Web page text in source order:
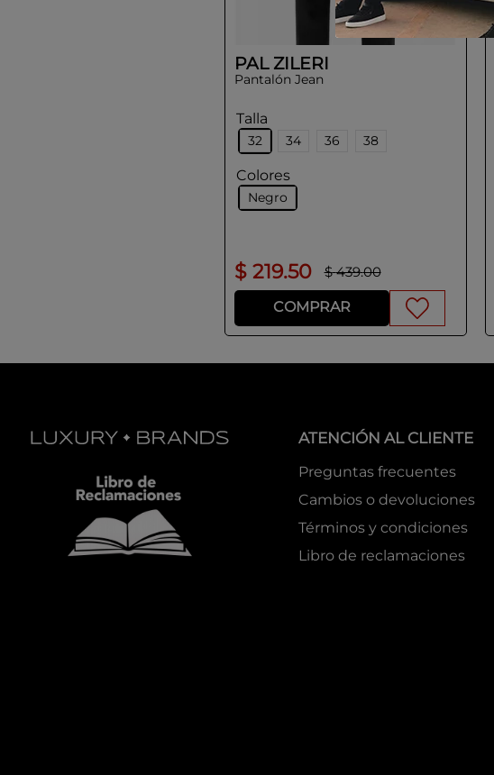
PAL ZILERI
Pantalón Jean
Talla
32 34 36 38
Colores
Negro
$ 219.50 $ 439.00
COMPRAR
ATENCIÓN AL CLIENTE
Preguntas frecuentes
Cambios o devoluciones
Términos y condiciones
Libro de reclamaciones